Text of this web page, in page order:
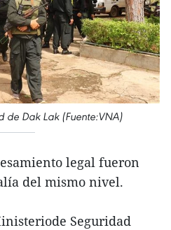
de Dak Lak (Fuente:VNA)
legal fueron
del mismo nivel.
Seguridad